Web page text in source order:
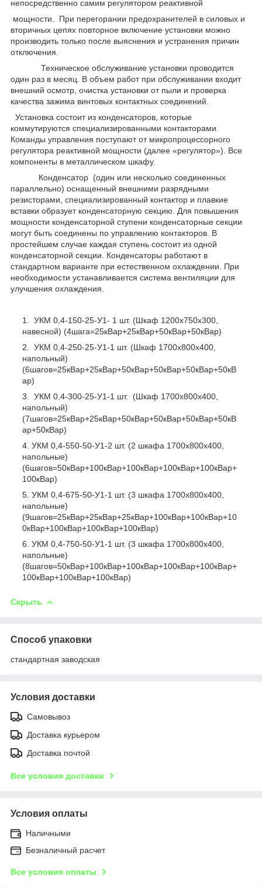
непосредственно самим регулятором реактивной
мощности. При перегорании предохранителей в силовых и
вторичных цепях повторное включение установки можно
производить только после выяснения и устранения причин
отключения.
Техническое обслуживание установки проводится
один раз в месяц. В объем работ при обслуживании входит
внешний осмотр, очистка установки от пыли и проверка
качества зажима винтовых контактных соединений.
Установка состоит из конденсаторов, которые
коммутируются специализированными контакторами.
Команды управления поступают от микропроцессорного
регулятора реактивной мощности (далее «регулятор»). Все
компоненты в металлическом шкафу.
Конденсатор (один или несколько соединенных
параллельно) оснащенный внешними разрядными
резисторами, специализированный контактор и плавкие
вставки образует конденсаторную секцию. Для повышения
мощности конденсаторной ступени конденсаторные секции
могут быть соединены по управлению контакторов. В
простейшем случае каждая ступень состоит из одной
конденсаторной секции. Конденсаторы работают в
стандартном варианте при естественном охлаждении. При
необходимости устанавливается система вентиляции для
улучшения охлаждения.
УКМ 0,4-150-25-У1- 1 шт. (Шкаф 1200х750х300,
навесной) (4шага=25кВар+25кВар+50кВар+50кВар)
УКМ 0,4-250-25-У1-1 шт. (Шкаф 1700х800х400,
напольный)
(6шагов=25кВар+25кВар+50кВар+50кВар+50кВар+50кВ
ар)
УКМ 0,4-300-25-У1-1 шт. (Шкаф 1700х800х400,
напольный)
(7шагов=25кВар+25кВар+50кВар+50кВар+50кВар+50кВ
ар+50кВар)
УКМ 0,4-550-50-У1-2 шт. (2 шкафа 1700х800х400,
напольные)
(6шагов=50кВар+100кВар+100кВар+100кВар+100кВар+
100кВар)
УКМ 0,4-675-50-У1-1 шт. (3 шкафа 1700х800х400,
напольные)
(9шагов=25кВар+25кВар+25кВар+100кВар+100кВар+10
0кВар+100кВар+100кВар+100кВар)
УКМ 0,4-750-50-У1-1 шт. (3 шкафа 1700х800х400,
напольные)
(8шагов=50кВар+100кВар+100кВар+100кВар+100кВар+
100кВар+100кВар+100кВар)
Скрыть
Способ упаковки
стандартная заводская
Условия доставки
Самовывоз
Доставка курьером
Доставка почтой
Все условия доставки
Условия оплаты
Наличными
Безналичный расчет
Все условия оплаты